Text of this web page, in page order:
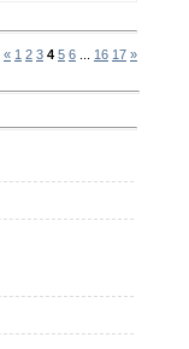
« 1 2 3 4 5 6 16 17 »